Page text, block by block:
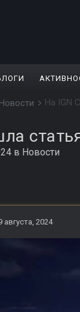
Новости На IGN
в Новости
августа, 2024